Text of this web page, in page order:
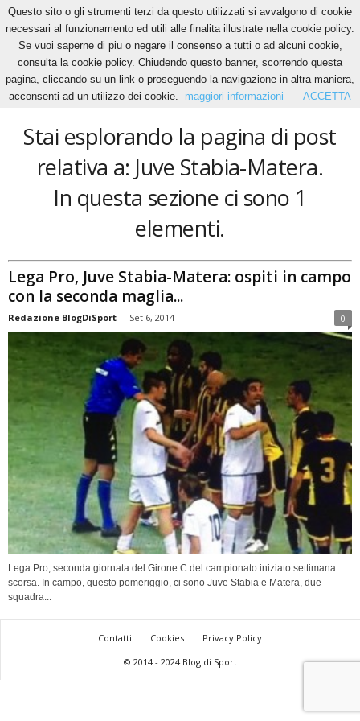
Home Tags Juve Stabia-Matera
Juve Stabia-Matera
Stai esplorando la pagina di post
relativa a: Juve Stabia-Matera.
In questa sezione ci sono 1
elementi.
Lega Pro, Juve Stabia-Matera: ospiti in campo
con la seconda maglia...
Redazione BlogDiSport - Set 6, 2014 0
Lega Pro, seconda giornata del Girone C del campionato iniziato settimana
scorsa. In campo, questo pomeriggio, ci sono Juve Stabia e Matera, due
squadra...
Contatti Cookies
Privacy Policy
© 2014 - 2024 Blog di Sport
Questo sito o gli strumenti terzi da questo utilizzati si avvalgono di cookie
necessari al funzionamento ed utili alle finalita illustrate nella cookie policy.
Se vuoi saperne di piu o negare il consenso a tutti o ad alcuni cookie,
consulta la cookie policy. Chiudendo questo banner, scorrendo questa
pagina, cliccando su un link o proseguendo la navigazione in altra maniera,
acconsenti ad un utilizzo dei cookie.
maggiori informazioni ACCETTA